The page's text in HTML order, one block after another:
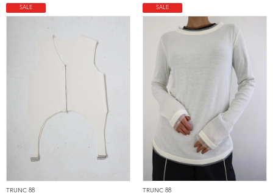
SALE
TRUNC 88
SALE
TRUNC 88